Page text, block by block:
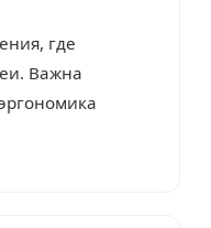
где
Важна